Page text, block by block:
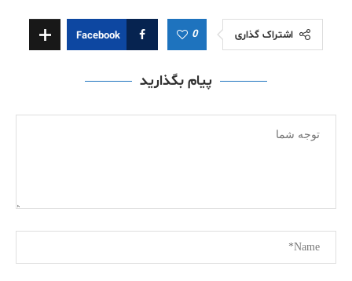
اشتراک گذاری 0
Facebook
پیام بگذارید